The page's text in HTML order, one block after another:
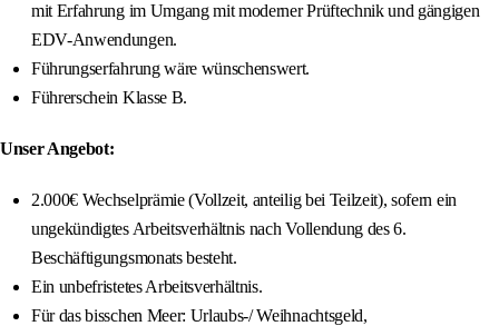
mit Erfahrung im Umgang mit moderner Prüftechnik und gängigen
EDV-Anwendungen.
Führungserfahrung wäre wünschenswert.
Führerschein Klasse B.
Unser Angebot:
2.000€ Wechselprämie (Vollzeit, anteilig bei Teilzeit), sofern ein
ungekündigtes Arbeitsverhältnis nach Vollendung des 6.
Beschäftigungsmonats besteht.
Ein unbefristetes Arbeitsverhältnis.
Für das bisschen Meer: Urlaubs-/ Weihnachtsgeld,